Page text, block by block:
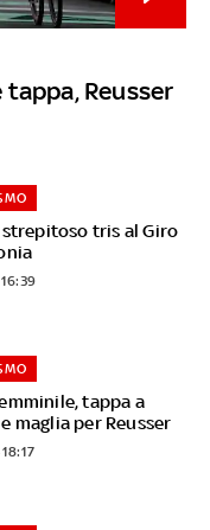
Reusser
strepitoso tris al Giro
tappa a
maglia per Reusser